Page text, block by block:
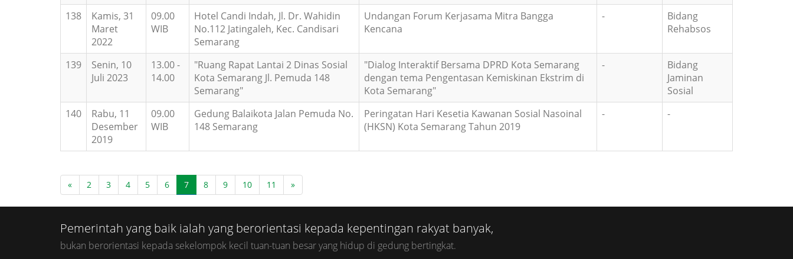
138
Kamis, 31
Maret
2022
09.00
WIB
Hotel Candi Indah, Jl. Dr. Wahidin
No.112 Jatingaleh, Kec. Candisari
Semarang
Undangan Forum Kerjasama Mitra Bangga
Kencana
-
Bidang
Rehabsos
139
Senin, 10
Juli 2023
13.00 -
14.00
"Ruang Rapat Lantai 2 Dinas Sosial
Kota Semarang Jl. Pemuda 148
Semarang"
"Dialog Interaktif Bersama DPRD Kota Semarang
dengan tema Pengentasan Kemiskinan Ekstrim di
Kota Semarang"
-
Bidang
Jaminan
Sosial
140
Rabu, 11
Desember
2019
09.00
WIB
Gedung Balaikota Jalan Pemuda No.
148 Semarang
Peringatan Hari Kesetia Kawanan Sosial Nasoinal
(HKSN) Kota Semarang Tahun 2019
- -
« 2 3 4 5 6 7 8 9 10 11 »
Pemerintah yang baik ialah yang berorientasi kepada kepentingan rakyat banyak,
bukan berorientasi kepada sekelompok kecil tuan-tuan besar yang hidup di gedung bertingkat.